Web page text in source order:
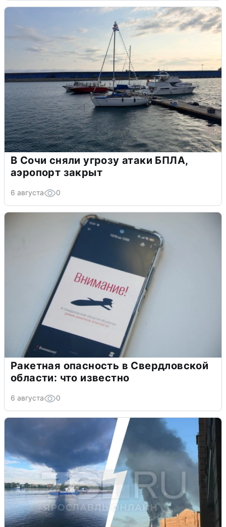
В Сочи сняли угрозу атаки БПЛА,
аэропорт закрыт
6 августа 0
Ракетная опасность в Свердловской
области: что известно
6 августа 0